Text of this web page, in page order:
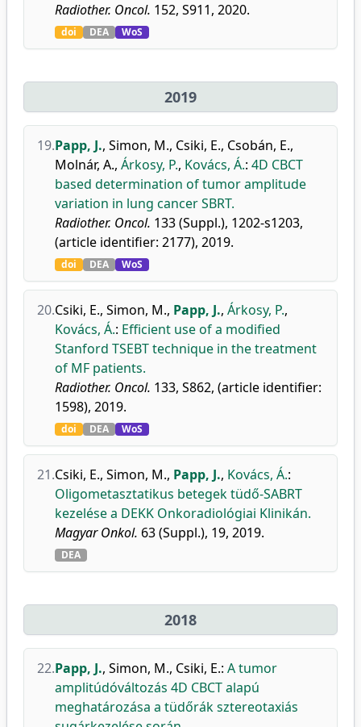
Radiother. Oncol. 152, S911, 2020.
doi DEA WoS
2019
19.Papp, J., Simon, M., Csiki, E., Csobán, E.,
Molnár, A., Árkosy, P., Kovács, Á.: 4D CBCT
based determination of tumor amplitude
variation in lung cancer SBRT.
Radiother. Oncol. 133 (Suppl.), 1202-s1203,
(article identifier: 2177), 2019.
doi DEA WoS
20.Csiki, E., Simon, M., Papp, J., Árkosy, P.,
Kovács, Á.: Efficient use of a modified
Stanford TSEBT technique in the treatment
of MF patients.
Radiother. Oncol. 133, S862, (article identifier:
1598), 2019.
doi DEA WoS
21.Csiki, E., Simon, M., Papp, J., Kovács, Á.:
Oligometasztatikus betegek tüdő-SABRT
kezelése a DEKK Onkoradiológiai Klinikán.
Magyar Onkol. 63 (Suppl.), 19, 2019.
DEA
2018
22.Papp, J., Simon, M., Csiki, E.: A tumor
amplitúdóváltozás 4D CBCT alapú
meghatározása a tüdőrák sztereotaxiás